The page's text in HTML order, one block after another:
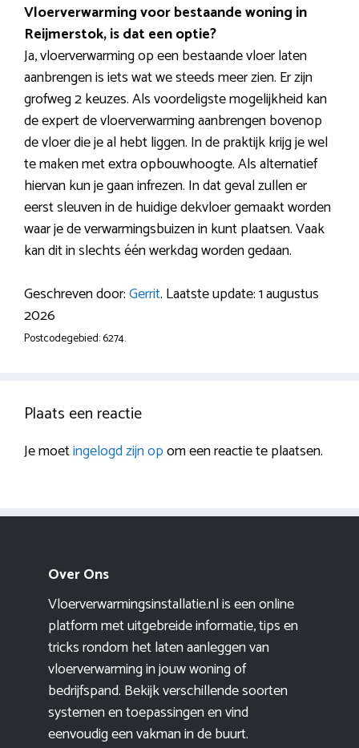
Vloerverwarming voor bestaande woning in
Reijmerstok, is dat een optie?
Ja, vloerverwarming op een bestaande vloer laten
aanbrengen is iets wat we steeds meer zien. Er zijn
grofweg 2 keuzes. Als voordeligste mogelijkheid kan
de expert de vloerverwarming aanbrengen bovenop
de vloer die je al hebt liggen. In de praktijk krijg je wel
te maken met extra opbouwhoogte. Als alternatief
hiervan kun je gaan infrezen. In dat geval zullen er
eerst sleuven in de huidige dekvloer gemaakt worden
waar je de verwarmingsbuizen in kunt plaatsen. Vaak
kan dit in slechts één werkdag worden gedaan.
Geschreven door:Gerrit. Laatste update: 1 augustus
2026
Postcodegebied: 6274.
Plaats een reactie
Je moetingelogd zijn opom een reactie te plaatsen.
Over Ons
Vloerverwarmingsinstallatie.nl is een online
platform met uitgebreide informatie, tips en
tricks rondom het laten aanleggen van
vloerverwarming in jouw woning of
bedrijfspand. Bekijk verschillende soorten
systemen en toepassingen en vind
eenvoudig een vakman in de buurt.